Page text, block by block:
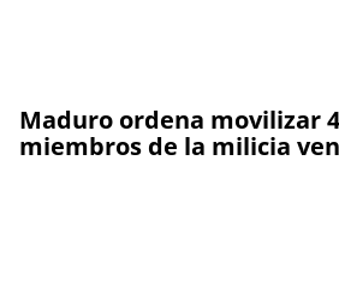
Maduro ordena movilizar
miembros de la milicia